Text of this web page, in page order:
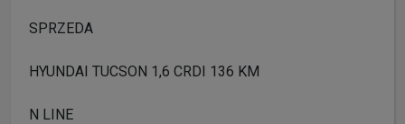
SPRZEDA
HYUNDAI TUCSON 1,6 CRDI 136 KM
N LINE